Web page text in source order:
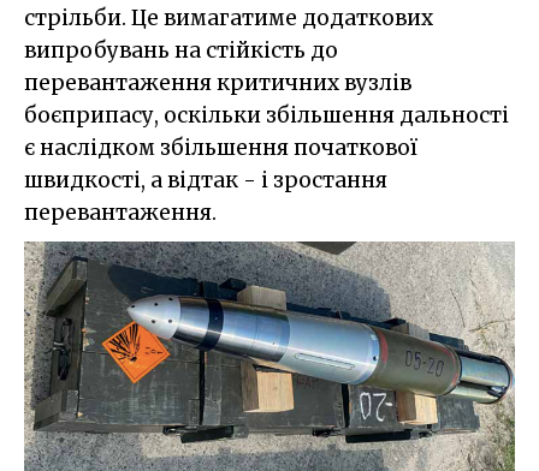
стрільби. Це вимагатиме додаткових
випробувань на стійкість до
перевантаження критичних вузлів
боєприпасу, оскільки збільшення дальності
є наслідком збільшення початкової
швидкості, а відтак - і зростання
перевантаження.